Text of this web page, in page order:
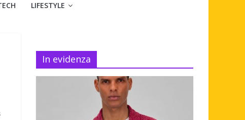
LIFESTYLE
In evidenza